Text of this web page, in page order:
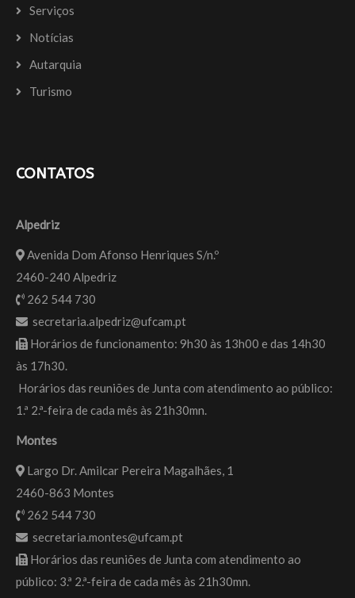
Serviços
Notícias
Autarquia
Turismo
CONTATOS
Alpedriz
Avenida Dom Afonso Henriques S/n.º
2460-240 Alpedriz
262 544 730
secretaria.alpedriz@ufcam.pt
Horários de funcionamento: 9h30 às 13h00 e das 14h30
às 17h30.
Horários das reuniões de Junta com atendimento ao público:
1.ª 2.ª-feira de cada mês às 21h30mn.
Montes
Largo Dr. Amilcar Pereira Magalhães, 1
2460-863 Montes
262 544 730
secretaria.montes@ufcam.pt
Horários das reuniões de Junta com atendimento ao
público: 3.ª 2.ª-feira de cada mês às 21h30mn.